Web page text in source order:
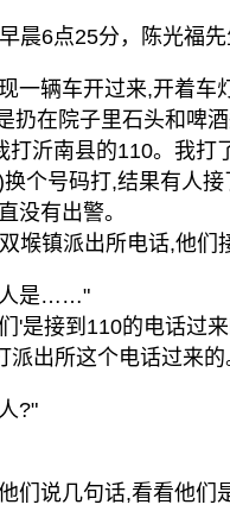
晨6点25分，陈光福
一辆车开过来,开着
扔在院子里石头和啤
打沂南县的110。我打
个号码打,结果有人
没有出警。
堠镇派出所电话,他们
人是……"
'是接到110的电话过
派出所这个电话过来
?"
们说几句话,看看他